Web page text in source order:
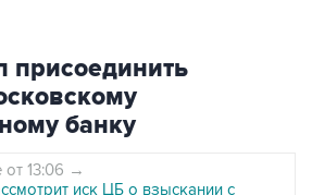
банку
13:06 →
иск ЦБ о взыскании с